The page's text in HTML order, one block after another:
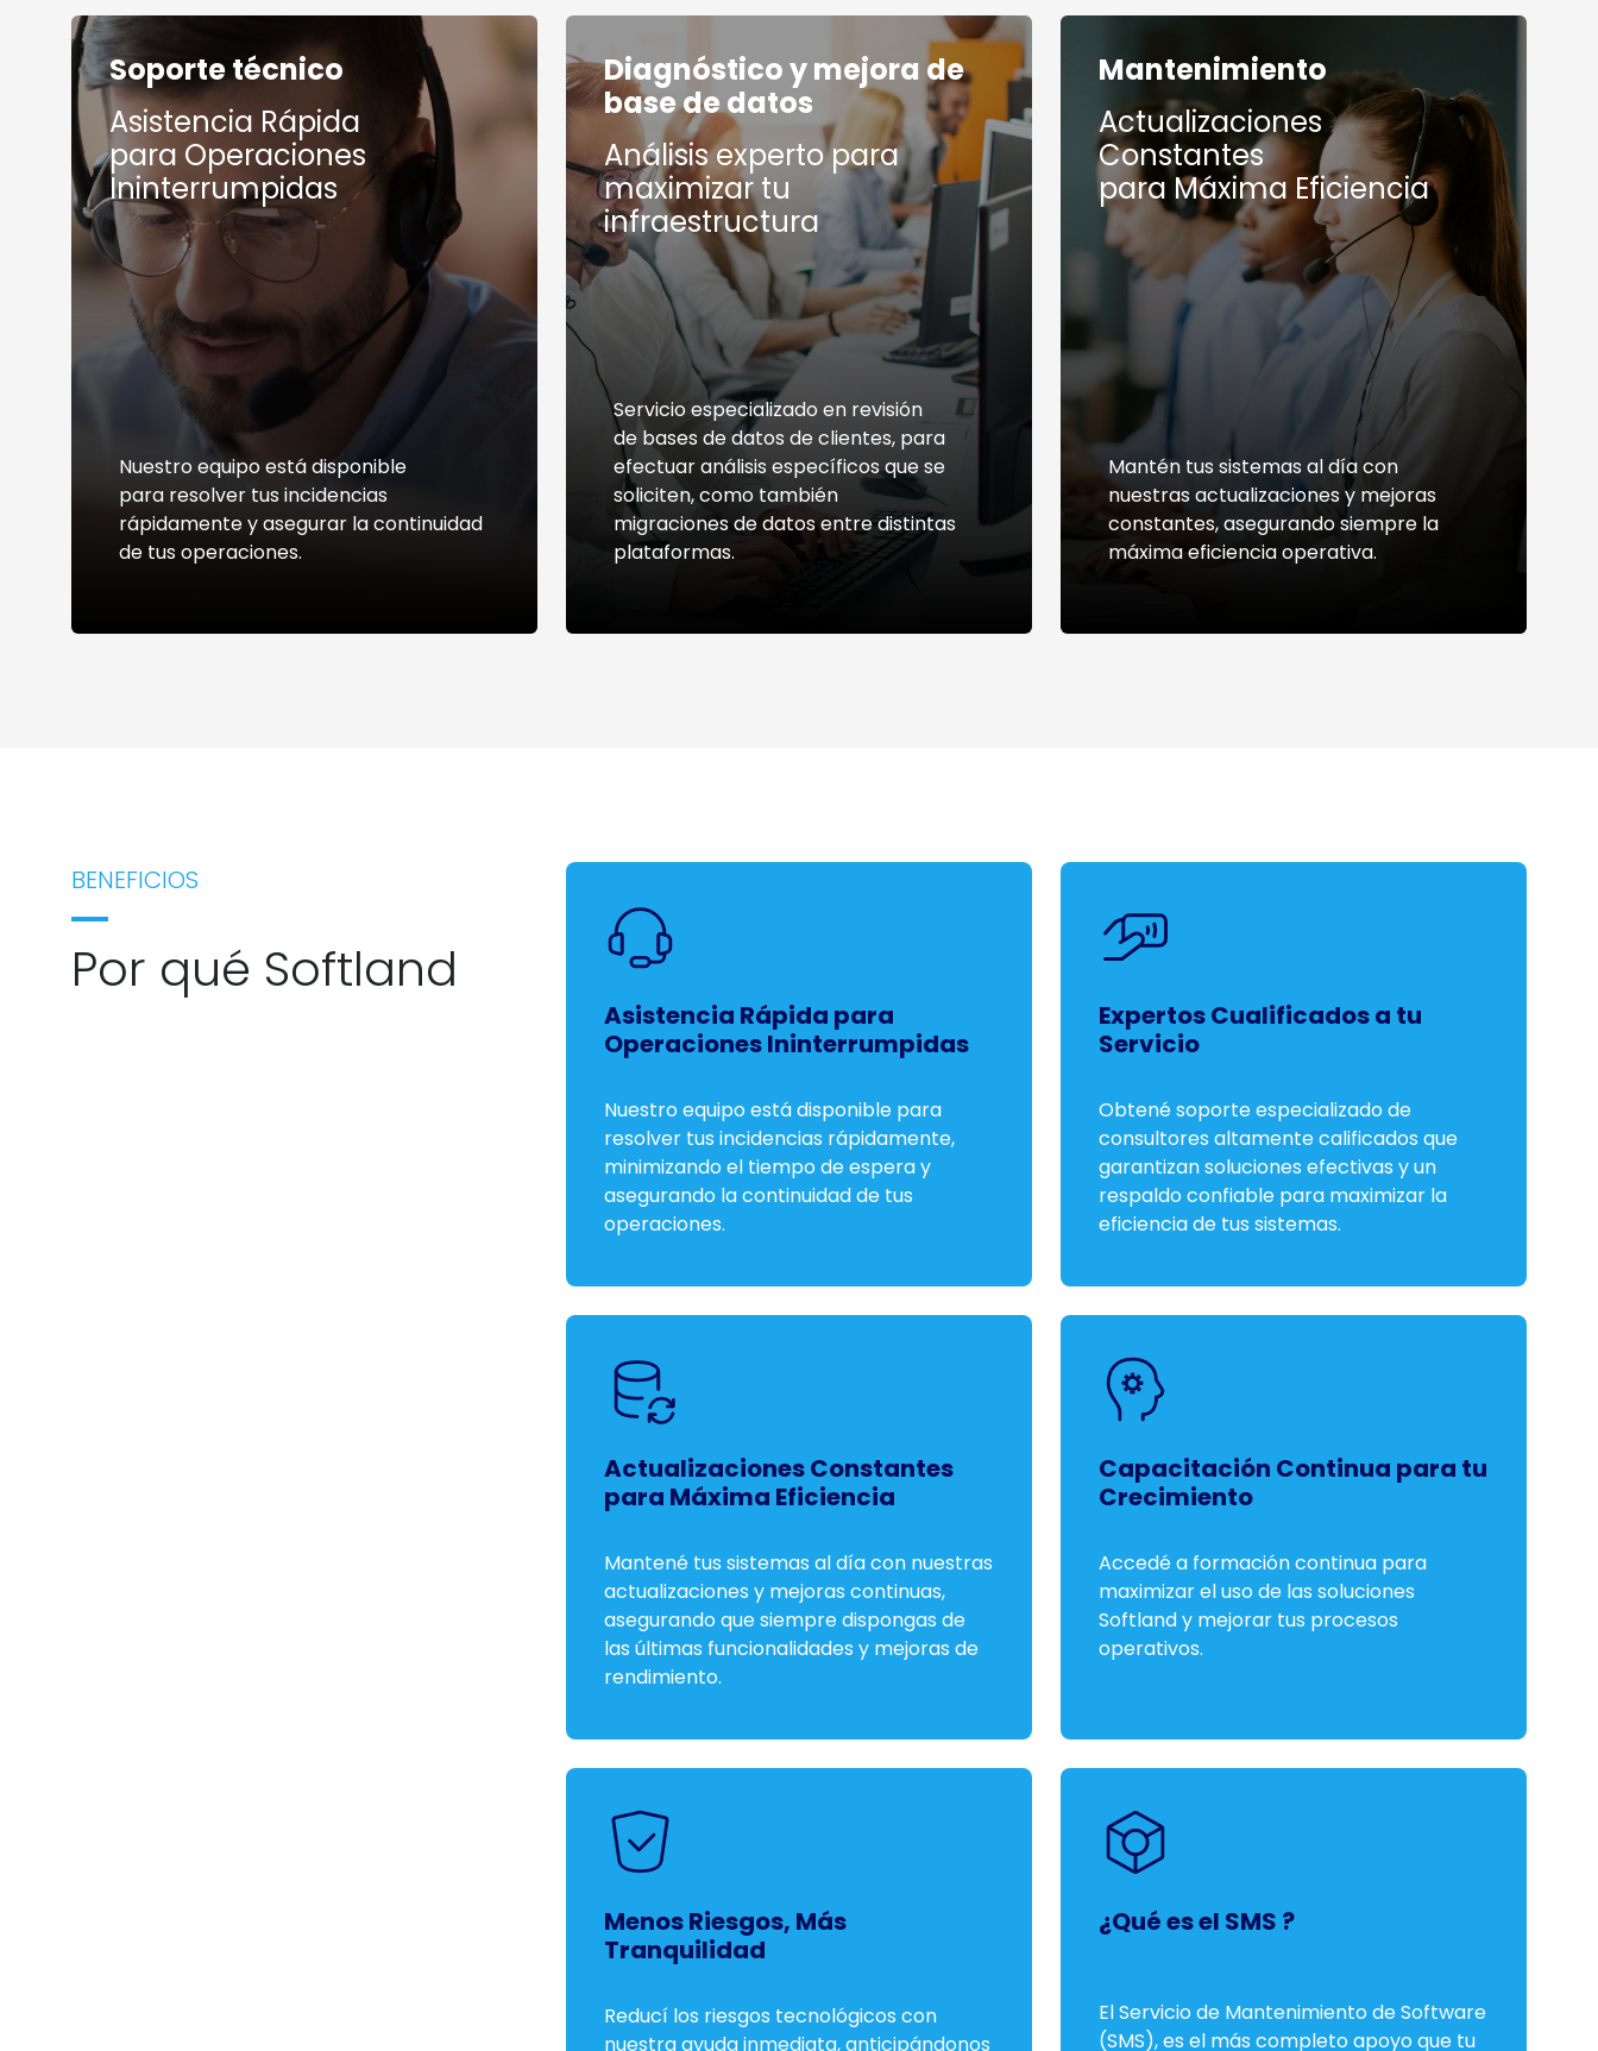
Soporte técnico
Asistencia Rápida
para Operaciones
Ininterrumpidas
Nuestro equipo está disponible
para resolver tus incidencias
rápidamente y asegurar la continuidad
de tus operaciones.
Diagnóstico y mejora de
base de datos
Análisis experto para
maximizar tu
infraestructura
Servicio especializado en revisión
de bases de datos de clientes, para
efectuar análisis específicos que se
soliciten, como también
migraciones de datos entre distintas
plataformas.
Mantenimiento
Actualizaciones
Constantes
para Máxima Eficiencia
Mantén tus sistemas al día con
nuestras actualizaciones y mejoras
constantes, asegurando siempre la
máxima eficiencia operativa.
BENEFICIOS
Por qué Softland
Asistencia Rápida para
Operaciones Ininterrumpidas
Nuestro equipo está disponible para
resolver tus incidencias rápidamente,
minimizando el tiempo de espera y
asegurando la continuidad de tus
operaciones.
Expertos Cualificados a tu
Servicio
Obtené soporte especializado de
consultores altamente calificados que
garantizan soluciones efectivas y un
respaldo confiable para maximizar la
eficiencia de tus sistemas.
Actualizaciones Constantes
para Máxima Eficiencia
Mantené tus sistemas al día con nuestras
actualizaciones y mejoras continuas,
asegurando que siempre dispongas de
las últimas funcionalidades y mejoras de
rendimiento.
Capacitación Continua para tu
Crecimiento
Accedé a formación continua para
maximizar el uso de las soluciones
Softland y mejorar tus procesos
operativos.
Menos Riesgos, Más
Tranquilidad
Reducí los riesgos tecnológicos con
nuestra ayuda inmediata, anticipándonos
¿Qué es el SMS ?
El Servicio de Mantenimiento de Software
(SMS), es el más completo apoyo que tu